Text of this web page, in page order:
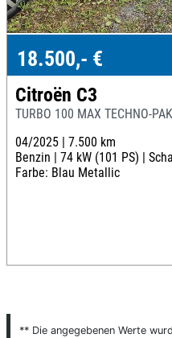
18.500,- €
Citroën C3
TURBO 100 MAX TECHNO-
04/2025 | 7.500 km
Benzin | 74 kW (101 PS) |
Farbe: Blau Metallic
** Die angegebenen Werte